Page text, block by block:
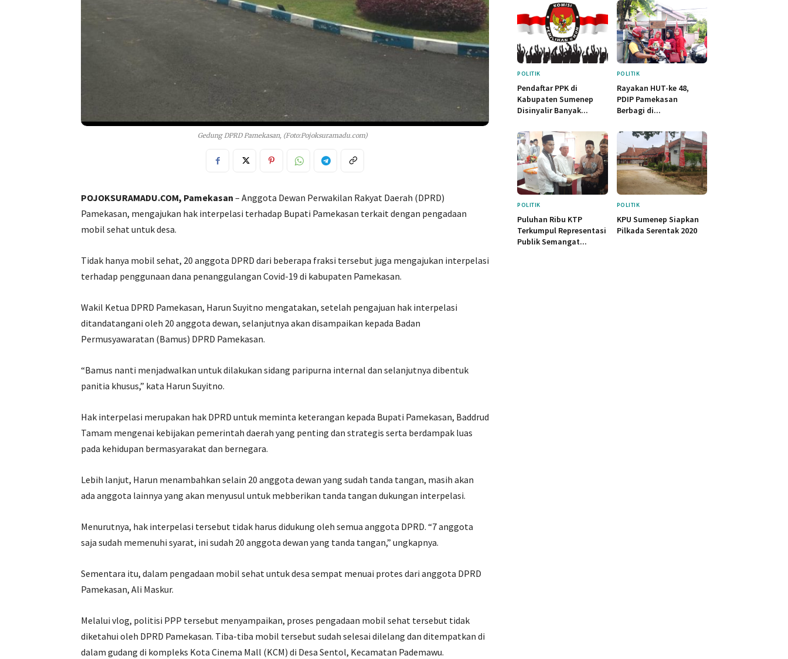
Gedung DPRD Pamekasan, (Foto:Pojoksuramadu.com)
POJOKSURAMADU.COM, Pamekasan – Anggota Dewan Perwakilan Rakyat Daerah (DPRD)
Pamekasan, mengajukan hak interpelasi terhadap Bupati Pamekasan terkait dengan pengadaan
mobil sehat untuk desa.
Tidak hanya mobil sehat, 20 anggota DPRD dari beberapa fraksi tersebut juga mengajukan interpelasi
terhadap penggunaan dana penanggulangan Covid-19 di kabupaten Pamekasan.
Wakil Ketua DPRD Pamekasan, Harun Suyitno mengatakan, setelah pengajuan hak interpelasi
ditandatangani oleh 20 anggota dewan, selanjutnya akan disampaikan kepada Badan
Permusyawaratan (Bamus) DPRD Pamekasan.
“Bamus nanti menjadwalkan untuk dilakukan sidang paripurna internal dan selanjutnya dibentuk
panitia khusus,” kata Harun Suyitno.
Hak interpelasi merupakan hak DPRD untuk meminta keterangan kepada Bupati Pamekasan, Baddrud
Tamam mengenai kebijakan pemerintah daerah yang penting dan strategis serta berdampak luas
pada kehidupan bermasyarakat dan bernegara.
Lebih lanjut, Harun menambahkan selain 20 anggota dewan yang sudah tanda tangan, masih akan
ada anggota lainnya yang akan menyusul untuk mebberikan tanda tangan dukungan interpelasi.
Menurutnya, hak interpelasi tersebut tidak harus didukung oleh semua anggota DPRD. “7 anggota
saja sudah memenuhi syarat, ini sudah 20 anggota dewan yang tanda tangan,” ungkapnya.
Sementara itu, dalam pengadaan mobil sehat untuk desa sempat menuai protes dari anggota DPRD
Pamekasan, Ali Maskur.
Melalui vlog, politisi PPP tersebut menyampaikan, proses pengadaan mobil sehat tersebut tidak
diketahui oleh DPRD Pamekasan. Tiba-tiba mobil tersebut sudah selesai dilelang dan ditempatkan di
dalam gudang di kompleks Kota Cinema Mall (KCM) di Desa Sentol, Kecamatan Pademawu.
POLITIK
Pendaftar PPK di
Kabupaten Sumenep
Disinyalir Banyak...
POLITIK
Rayakan HUT-ke 48,
PDIP Pamekasan
Berbagi di...
POLITIK
Puluhan Ribu KTP
Terkumpul Representasi
Publik Semangat...
POLITIK
KPU Sumenep Siapkan
Pilkada Serentak 2020